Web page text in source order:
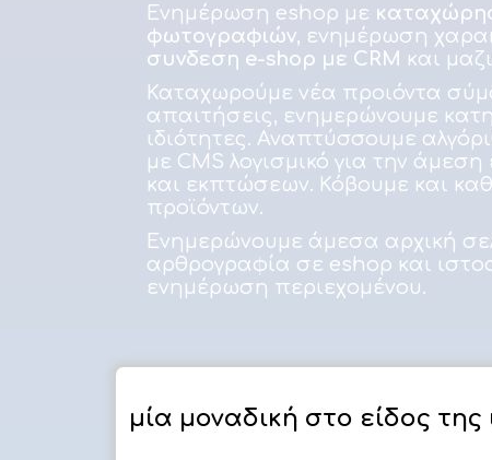
Ενημέρωση eshop με
φωτογραφιών, ενημέρωση
συνδεση e-shop με CRM και
Καταχωρούμε νέα προιόντα
απαιτήσεις, ενημερώνουμε
ιδιότητες. Αναπτύσσουμε
με CMS λογισμικό για την
και εκπτώσεων. Κόβουμε και
προϊόντων.
Ενημερώνουμε άμεσα αρχική
αρθρογραφία σε eshop και
ενημέρωση περιεχομένου.
μία μοναδική στο είδος